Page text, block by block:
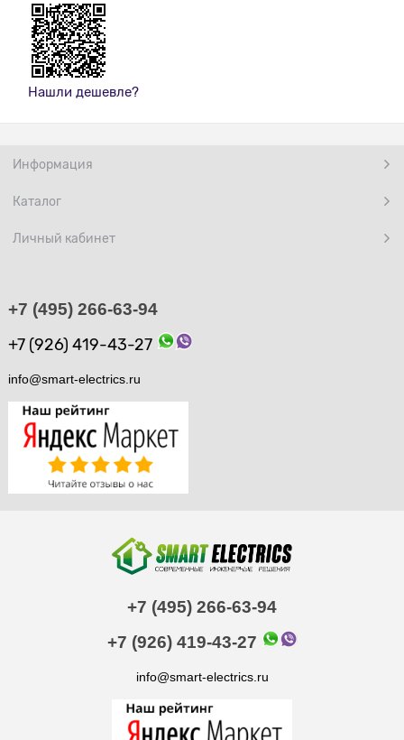
Нашли дешевле?
Информация
Каталог
Личный кабинет
+7 (495) 266-63-94
+7 (926) 419-43-27
info@smart-electrics.ru
+7 (495) 266-63-94
+7 (926) 419-43-27
info@smart-electrics.ru